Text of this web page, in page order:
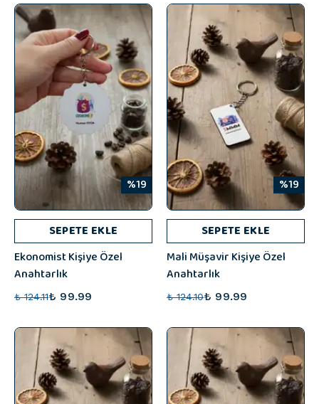
%19
SEPETE EKLE
Ekonomist Kişiye Özel
Anahtarlık
₺ 124.11₺ 99.99
%19
SEPETE EKLE
Mali Müşavir Kişiye Özel
Anahtarlık
₺ 124.10₺ 99.99